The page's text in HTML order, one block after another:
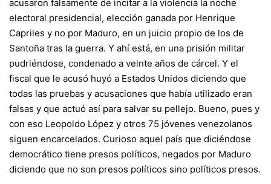
acusaron falsamente de incitar a la violencia la noche
electoral presidencial, elección ganada por Henrique
Capriles y no por Maduro, en un juicio propio de los de
Santoña tras la guerra. Y ahí está, en una prisión militar
pudriéndose, condenado a veinte años de cárcel. Y el
fiscal que le acusó huyó a Estados Unidos diciendo que
todas las pruebas y acusaciones que había utilizado eran
falsas y que actuó así para salvar su pellejo. Bueno, pues y
con eso Leopoldo López y otros 75 jóvenes venezolanos
siguen encarcelados. Curioso aquel país que diciéndose
democrático tiene presos políticos, negados por Maduro
diciendo que no son presos políticos sino políticos presos.